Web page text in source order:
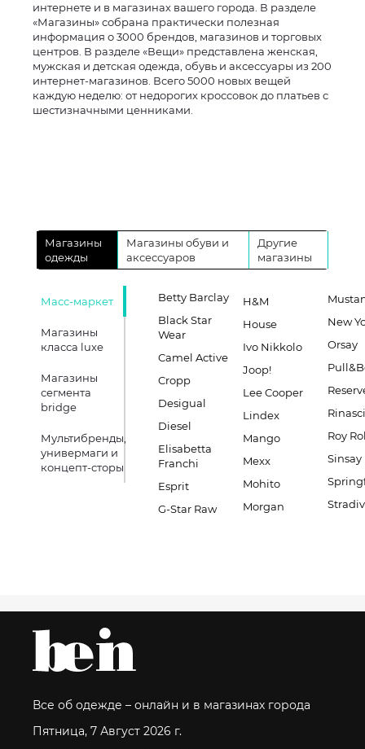
интернете и в магазинах вашего города. В разделе
«Магазины» собрана практически полезная
информация о 3000 брендов, магазинов и торговых
центров. В разделе «Вещи» представлена женская,
мужская и детская одежда, обувь и аксессуары из 200
интернет-магазинов. Всего 5000 новых вещей
каждую неделю: от недорогих кроссовок до платьев с
шестизначными ценниками.
Магазины
одежды
Магазины обуви и
аксессуаров
Другие
магазины
Масс-маркет
Магазины
класса luxe
Магазины
сегмента
bridge
Мультибренды,
универмаги и
концепт-сторы
Betty Barclay
Black Star
Wear
Camel Active
Cropp
Desigual
Diesel
Elisabetta
Franchi
Esprit
G-Star Raw
H&M
House
Ivo Nikkolo
Joop!
Lee Cooper
Lindex
Mango
Mexx
Mohito
Morgan
New
Orsay
Roy
Sinsay
Все об одежде – онлайн и в магазинах города
Пятница, 7 Август 2026 г.